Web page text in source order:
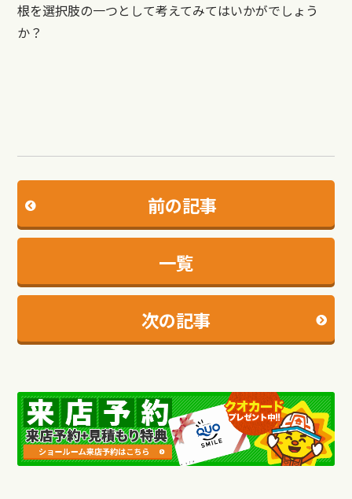
根を選択肢の一つとして考えてみてはいかがでしょう
か？
前の記事
一覧
次の記事